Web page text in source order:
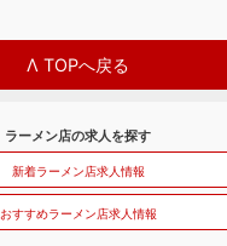
Λ TOPへ戻る
ラーメン店の求人を探す
新着ラーメン店求人情報
おすすめラーメン店求人情報